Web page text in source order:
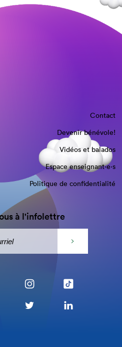
Contact
Devenir bénévole!
Vidéos et balados
Espace enseignant·e⋅s
Politique de confidentialité
à l'infolettre